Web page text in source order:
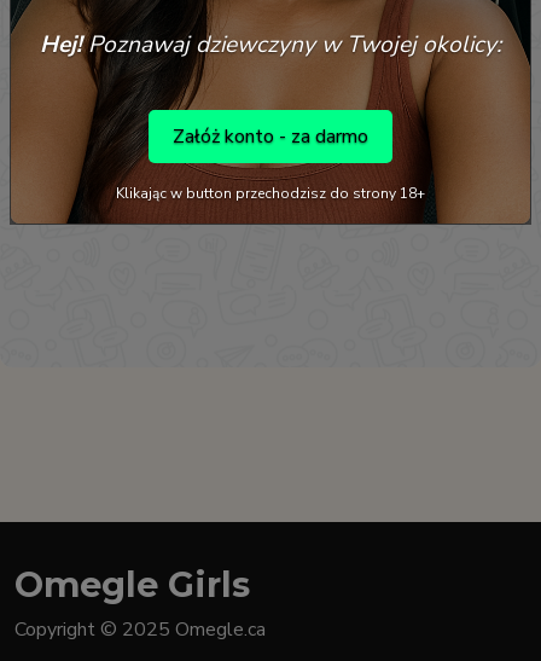
Hej!Poznawaj dziewczyny w Twojej okolicy:
Załóż konto - za darmo
Klikając w button przechodzisz do strony 18+
Omegle Girls
Copyright © 2025 Omegle.ca